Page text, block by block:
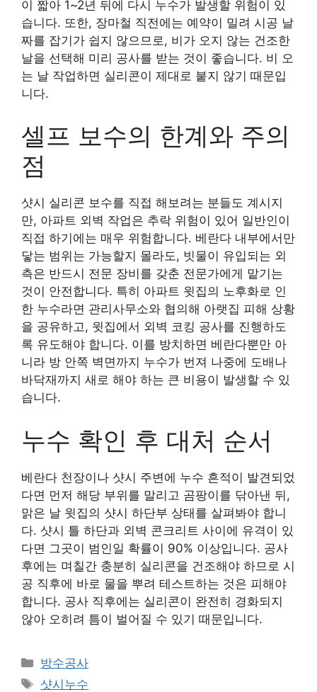
이 짧아 1~2년 뒤에 다시 누수가 발생할 위험이 있
습니다. 또한, 장마철 직전에는 예약이 밀려 시공 날
짜를 잡기가 쉽지 않으므로, 비가 오지 않는 건조한
날을 선택해 미리 공사를 받는 것이 좋습니다. 비 오
는 날 작업하면 실리콘이 제대로 붙지 않기 때문입
니다.
셀프 보수의 한계와 주의
점
샷시 실리콘 보수를 직접 해보려는 분들도 계시지
만, 아파트 외벽 작업은 추락 위험이 있어 일반인이
직접 하기에는 매우 위험합니다. 베란다 내부에서만
닿는 범위는 가능할지 몰라도, 빗물이 유입되는 외
측은 반드시 전문 장비를 갖춘 전문가에게 맡기는
것이 안전합니다. 특히 아파트 윗집의 노후화로 인
한 누수라면 관리사무소와 협의해 아랫집 피해 상황
을 공유하고, 윗집에서 외벽 코킹 공사를 진행하도
록 유도해야 합니다. 이를 방치하면 베란다뿐만 아
니라 방 안쪽 벽면까지 누수가 번져 나중에 도배나
바닥재까지 새로 해야 하는 큰 비용이 발생할 수 있
습니다.
누수 확인 후 대처 순서
베란다 천장이나 샷시 주변에 누수 흔적이 발견되었
다면 먼저 해당 부위를 말리고 곰팡이를 닦아낸 뒤,
맑은 날 윗집의 샷시 하단부 상태를 살펴봐야 합니
다. 샷시 틀 하단과 외벽 콘크리트 사이에 유격이 있
다면 그곳이 범인일 확률이 90% 이상입니다. 공사
후에는 며칠간 충분히 실리콘을 건조해야 하므로 시
공 직후에 바로 물을 뿌려 테스트하는 것은 피해야
합니다. 공사 직후에는 실리콘이 완전히 경화되지
않아 오히려 틈이 벌어질 수 있기 때문입니다.
카
테
방수공사
태
샷시누수